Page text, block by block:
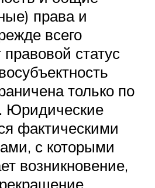
права и
всего
статус
только по
Юридические
фактическими
с которыми
возникновение,